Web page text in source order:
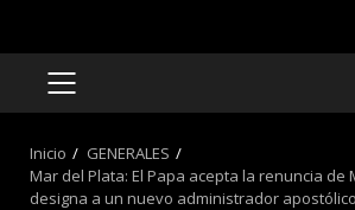
MENÚ
Inicio
GENERALES
Mar del Plata: El Papa acepta la renuncia de
designa a un nuevo administrador apostólico